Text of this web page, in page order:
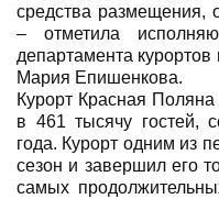
средства размещения,
– отметила
департамента
Мария Епишенкова.
Курорт Красная
в 461 тысячу гостей,
года. Курорт одним из
сезон и завершил его
самых